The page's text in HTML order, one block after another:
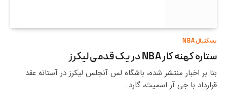
بسکتبال NBA
ستاره کهنه کار NBA در یک قدمی لیکرز
بنا بر اخبار منتشر شده، باشگاه لس آنجلس لیکرز در آستانه عقد
قرارداد با جی آر اسمیث، گارد…